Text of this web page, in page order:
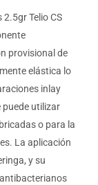
2.5gr Telio CS
provisional de
elástica lo
inlay
puede utilizar
o para la
La aplicación
y su